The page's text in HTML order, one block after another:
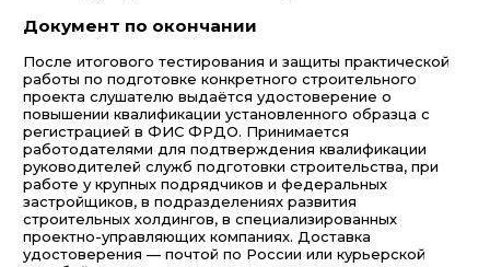
Документ по окончании
После итогового тестирования и защиты практической
работы по подготовке конкретного строительного
проекта слушателю выдаётся удостоверение о
повышении квалификации установленного образца с
регистрацией в ФИС ФРДО. Принимается
работодателями для подтверждения квалификации
руководителей служб подготовки строительства, при
работе у крупных подрядчиков и федеральных
застройщиков, в подразделениях развития
строительных холдингов, в специализированных
проектно-управляющих компаниях. Доставка
удостоверения — почтой по России или курьерской